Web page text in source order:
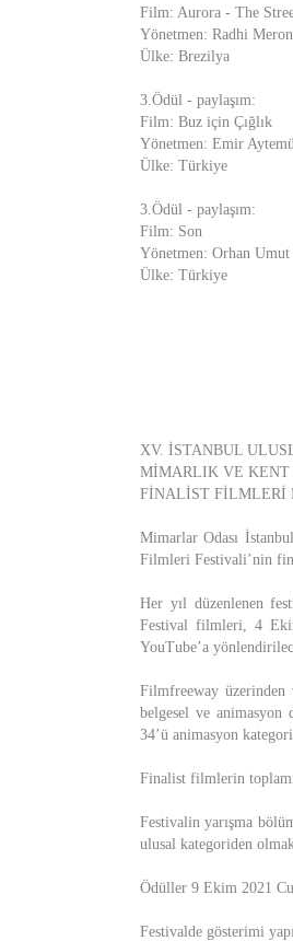
Film: Aurora - The
Yönetmen: Radhi Meron
Ülke: Brezilya
3.Ödül - paylaşım:
Film: Buz için Çığlık
Yönetmen: Emir
Ülke: Türkiye
3.Ödül - paylaşım:
Film: Son
Yönetmen: Orhan Umut
Ülke: Türkiye
XV. İSTANBUL
MİMARLIK VE
FİNALİST FİLMLERİ
Mimarlar Odası
Filmleri Festivali’nin
Her yıl düzenlenen
Festival filmleri, 4
YouTube’a
Filmfreeway üzerinden
belgesel ve animasyon
34’ü animasyon
Finalist filmlerin
Festivalin yarışma
ulusal kategoriden
Ödüller 9 Ekim 2021
Festivalde gösterimi